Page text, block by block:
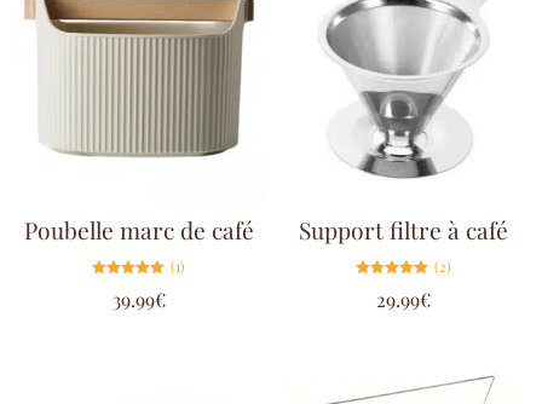
Poubelle marc de café
5.00
sur 5
(1)
39.99€
Support filtre à café
5.00
sur 5
(2)
29.99€